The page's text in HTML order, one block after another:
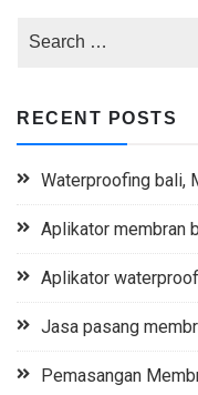
RECENT POSTS
Waterproofing bali,
Aplikator membran
Aplikator
Jasa pasang
Pemasangan